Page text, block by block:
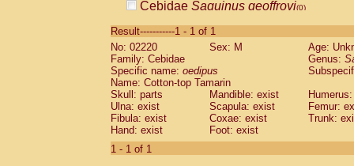
Cebidae Saguinus geoffroyi(0)
CebidaeSaguinus labiatus(0)
Cebidae Saguinus leucopus (0)
Cebidae
CebidaeSaguinus mystax
Cebidae Saguinus nigricollis (0)
Cebidae Saguinus oedipus
Cebidae Saguinus weddelli
Cebidae Saguinusspp.
Cebidae
Result-----------1 - 1 of 1
No: 02220
Sex: M
Age:
Family: Cebidae
Genus:
Specific name: oedipus
Name: Cotton-top Tamarin
Skull: parts
Mandible: exist
Ulna: exist
Scapula: exist
Femur:
Fibula: exist
Coxae: exist
Trunk:
Hand: exist
Foot: exist
1 - 1 of 1